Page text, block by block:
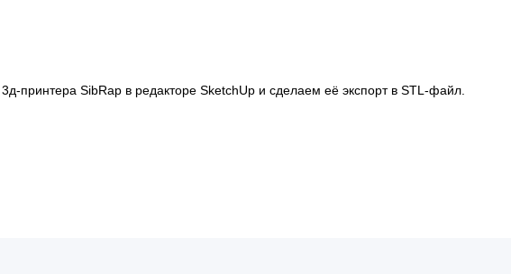
принтера SibRap в редакторе SketchUp и сделаем её экспорт в STL-файл.